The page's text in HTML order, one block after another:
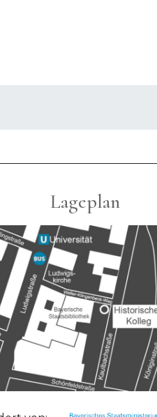
Lageplan